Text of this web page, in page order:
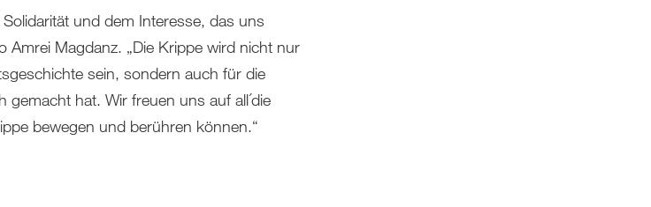
und dem Interesse, das uns
Amrei Magdanz. „Die Krippe wird nicht nur
sein, sondern auch für die
gemacht hat. Wir freuen uns auf all´die
bewegen und berühren können.“